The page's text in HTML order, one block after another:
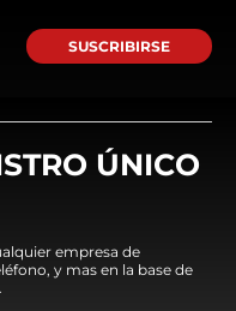
SUSCRIBIRSE
ÚNICO
empresa de
y mas en la base de